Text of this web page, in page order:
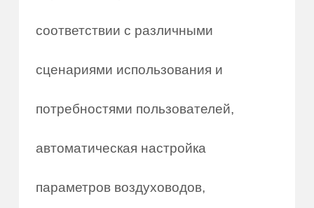
соответствии с различными
сценариями использования и
потребностями пользователей,
автоматическая настройка
параметров воздуховодов,